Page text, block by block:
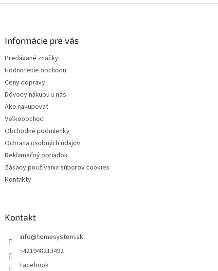
Informácie pre vás
Predávané značky
Hodnotenie obchodu
Ceny dopravy
Dôvody nákupu u nás
Ako nakupovať
Veľkoobchod
Obchodné podmienky
Ochrana osobných údajov
Reklamačný poriadok
Zásady používania súborov cookies
Kontakty
Kontakt
info@homesystem.sk
+421948213492
Facebook